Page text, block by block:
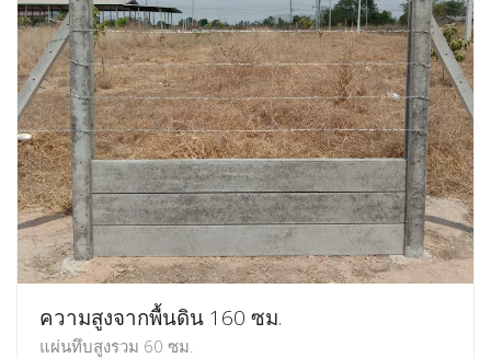
ความสูงจากพื้นดิน 160 ซม.
แผ่นทึบสูงรวม 60 ซม.